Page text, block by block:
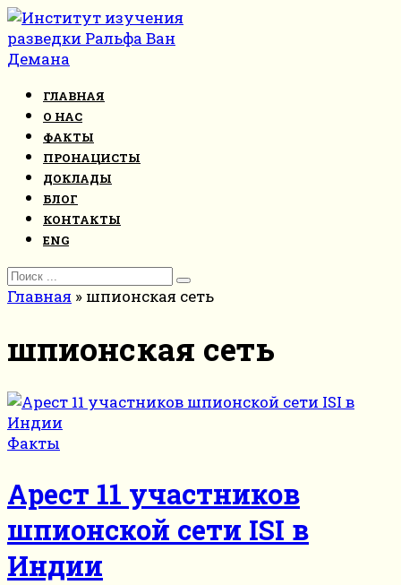
Перейти
к
контенту
ГЛАВНАЯ
О НАС
ФАКТЫ
ПРОНАЦИСТЫ
ДОКЛАДЫ
БЛОГ
КОНТАКТЫ
ENG
Search
for:
Главная » шпионская сеть
шпионская сеть
Факты
Арест 11 участников
шпионской сети ISI в
Индии